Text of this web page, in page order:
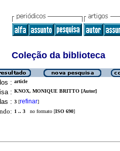
Coleção da biblioteca
: article
: KNOX, MONIQUE BRITTO [Autor]
: 3 [refinar]
1 .. 3 no formato [ISO 690]